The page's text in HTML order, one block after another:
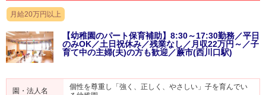
月給20万円以上
【幼稚園のパート保育補助】8:30～17:30勤務／平日
のみOK／土日祝休み／残業なし／月収22万円～／子
育て中の主婦(夫)の方も歓迎／蕨市(西川口駅)
園・法人名
個性を尊重し「強く、正しく、やさしい」子を育んでい